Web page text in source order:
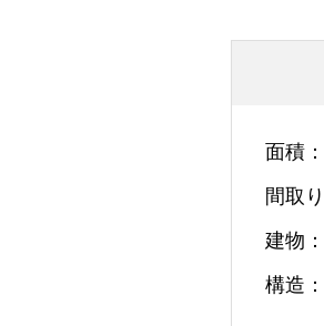
面積
間取り
建物
構造